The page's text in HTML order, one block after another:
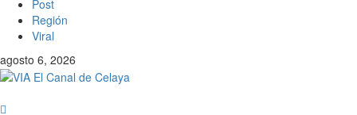
Post
Región
Viral
agosto 6, 2026